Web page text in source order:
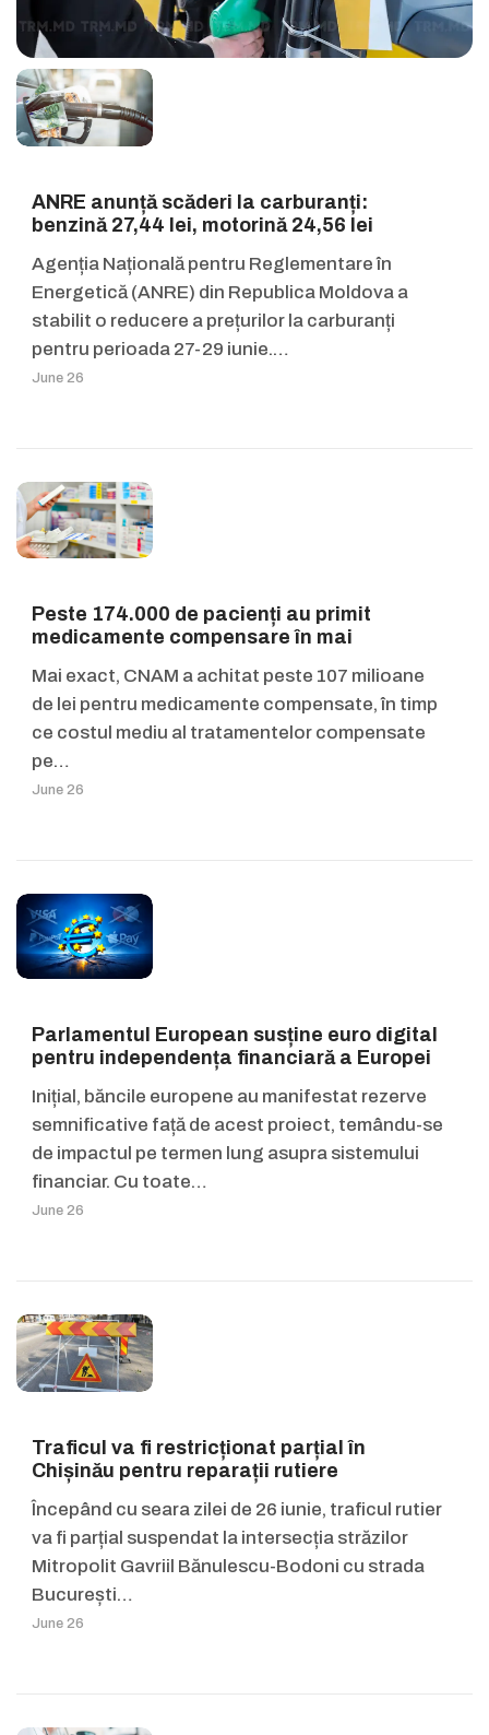
ANRE anunță scăderi la carburanți:
benzină 27,44 lei, motorină 24,56 lei
Agenția Națională pentru Reglementare în
Energetică (ANRE) din Republica Moldova a
stabilit o reducere a prețurilor la carburanți
pentru perioada 27-29 iunie.…
June 26
Peste 174.000 de pacienți au primit
medicamente compensare în mai
Mai exact, CNAM a achitat peste 107 milioane
de lei pentru medicamente compensate, în timp
ce costul mediu al tratamentelor compensate
pe…
June 26
Parlamentul European susține euro digital
pentru independența financiară a Europei
Inițial, băncile europene au manifestat rezerve
semnificative față de acest proiect, temându-se
de impactul pe termen lung asupra sistemului
financiar. Cu toate…
June 26
Traficul va fi restricționat parțial în
Chișinău pentru reparații rutiere
Începând cu seara zilei de 26 iunie, traficul rutier
va fi parțial suspendat la intersecția străzilor
Mitropolit Gavriil Bănulescu-Bodoni cu strada
București…
June 26